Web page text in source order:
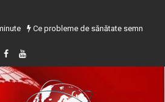
Ce probleme de sănătate semnalează